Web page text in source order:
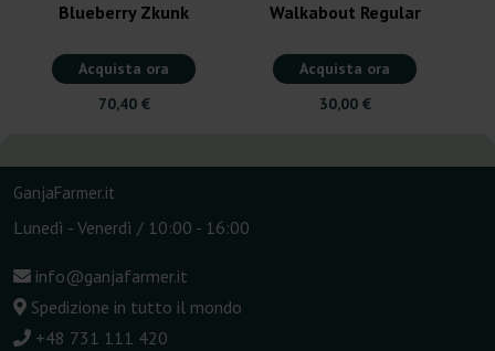
Blueberry Zkunk
Acquista ora
70,40 €
Walkabout Regular
Acquista ora
30,00 €
GanjaFarmer.it
Lunedì - Venerdì / 10:00 - 16:00
info@ganjafarmer.it
Spedizione in tutto il mondo
+48 731 111 420